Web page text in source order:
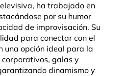
ha trabajado en
por su humor
de improvisación. Su
para conectar con el
una opción ideal para la
corporativos, galas y
dinamismo y